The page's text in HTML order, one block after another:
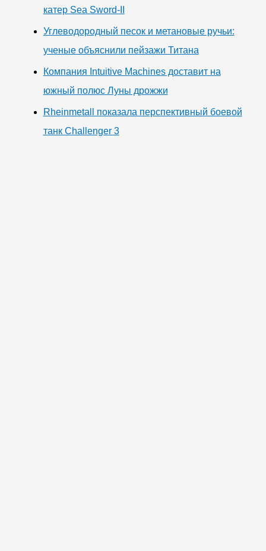
катер Sea Sword-II
Углеводородный песок и метановые ручьи:
ученые объяснили пейзажи Титана
Компания Intuitive Machines доставит на
южный полюс Луны дрожжи
Rheinmetall показала перспективный боевой
танк Challenger 3